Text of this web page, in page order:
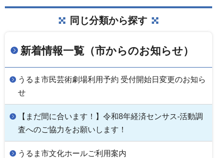
同じ分類から探す
新着情報一覧（市からのお知らせ）
うるま市民芸術劇場利用予約 受付開始日変更のお知ら
せ
【まだ間に合います！】令和8年経済センサス-活動調
査へのご協力をお願いします！
うるま市文化ホールご利用案内